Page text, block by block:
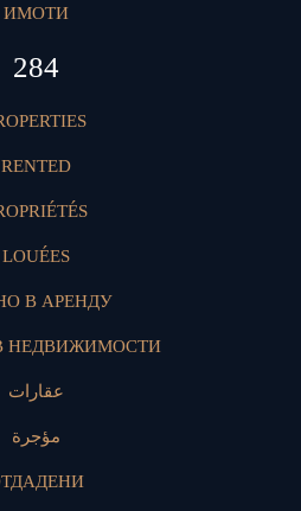
ИМОТИ
423
RENTED
LOUÉES
В АРЕНДУ
НЕДВИЖИМОСТИ
عقارات
مؤجرة